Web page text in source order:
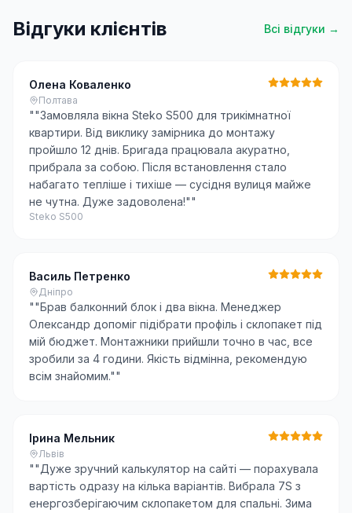
Відгуки клієнтів Всі відгуки →
Олена Коваленко
Полтава
""Замовляла вікна Steko S500 для трикімнатної
квартири. Від виклику замірника до монтажу
пройшло 12 днів. Бригада працювала акуратно,
прибрала за собою. Після встановлення стало
набагато тепліше і тихіше — сусідня вулиця майже
не чутна. Дуже задоволена!""
Steko S500
Василь Петренко
Дніпро
""Брав балконний блок і два вікна. Менеджер
Олександр допоміг підібрати профіль і склопакет під
мій бюджет. Монтажники прийшли точно в час, все
зробили за 4 години. Якість відмінна, рекомендую
всім знайомим.""
Ірина Мельник
Львів
""Дуже зручний калькулятор на сайті — порахувала
вартість одразу на кілька варіантів. Вибрала 7S з
енергозберігаючим склопакетом для спальні. Зима